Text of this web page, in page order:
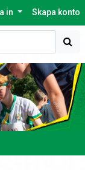
in Skapa konto
Sök